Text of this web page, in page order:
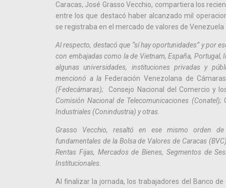
Caracas, José Grasso Vecchio, compartiera los
entre los que destacó haber alcanzado mil
se registraba en el mercado de valores de Venezuela
Al respecto, destacó que “sí hay oportunidades” y por
con embajadas como la de Vietnam, España, Portugal,
algunas universidades, instituciones privadas y
mencionó a la Federación Venezolana de
(Fedecámaras);
Consejo Nacional del Comercio y
Comisión Nacional de Telecomunicaciones (Conatel);
Industriales (Conindustria) y otras.
Grasso Vecchio, resaltó en ese mismo orden
fundamentales de la Bolsa de Valores de Caracas
Rentas Fijas, Mercados de Bienes, Segmentos de
Institucionales.
Al finalizar la jornada, los trabajadores del Banco